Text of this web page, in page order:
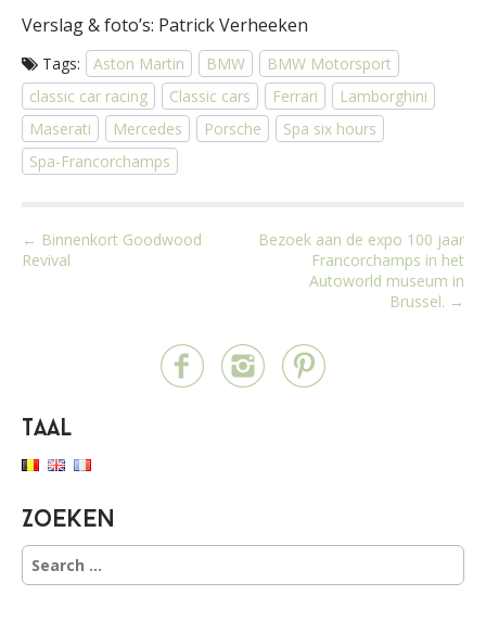
Verslag & foto’s: Patrick Verheeken
Tags: Aston Martin BMW
BMW Motorsport
classic car racing
Classic cars Ferrari
Lamborghini
Maserati
Mercedes Porsche
Spa six hours
Spa-Francorchamps
P
o
i
g
t
i
o
← Binnenkort Goodwood
Revival
Bezoek aan de expo 100 jaar
Francorchamps in het
Autoworld museum in
Brussel. →
Taal
Zoeken
S